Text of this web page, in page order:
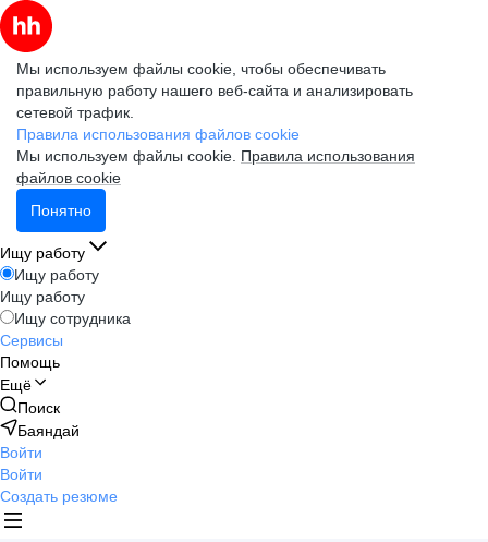
Мы используем файлы cookie, чтобы обеспечивать
правильную работу нашего веб-сайта и анализировать
сетевой трафик.
Правила использования файлов cookie
Мы используем файлы cookie. Правила использования
файлов cookie
Понятно
Ищу работу
Ищу работу
Ищу работу
Ищу сотрудника
Сервисы
Помощь
Ещё
Поиск
Баяндай
Войти
Войти
Создать резюме